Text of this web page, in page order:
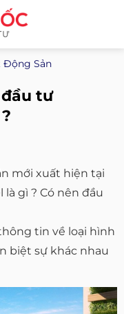
Động Sản
tư
mới xuất hiện tại
gì ? Có nên đầu
tin về loại hình
biệt sự khác nhau